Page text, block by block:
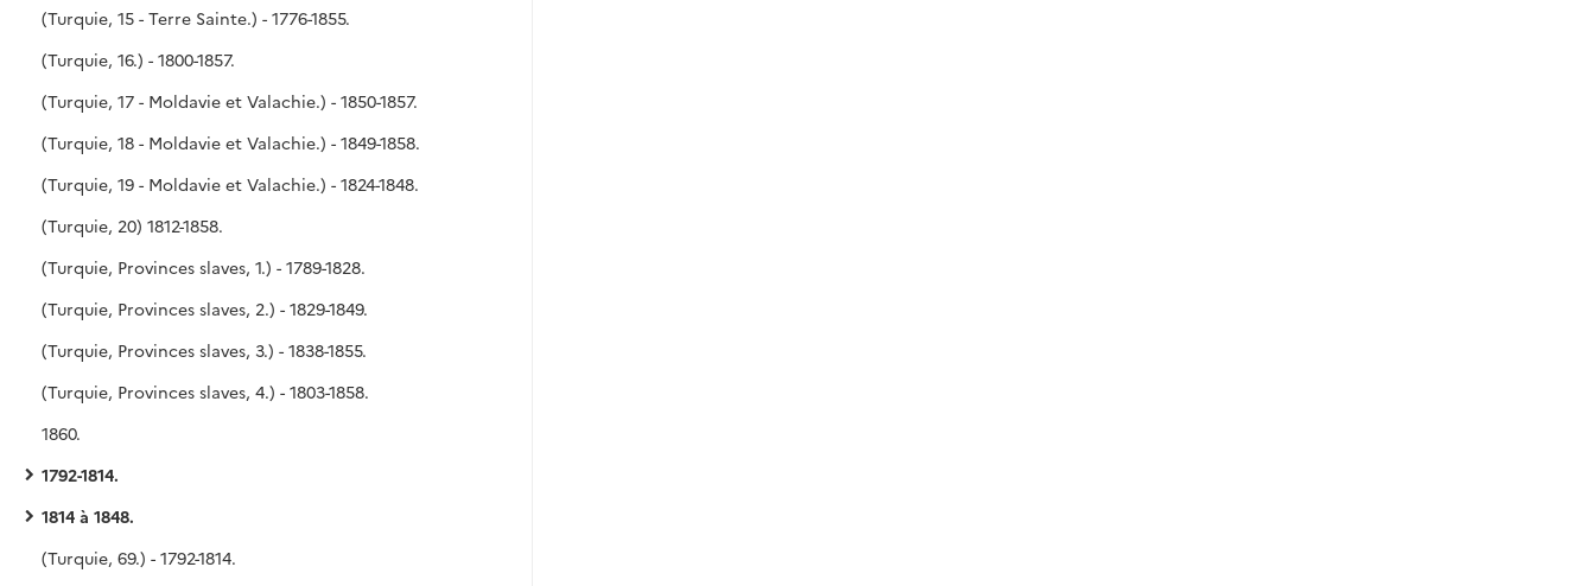
(Turquie, 15 - Terre Sainte.) - 1776-1855.
(Turquie, 16.) - 1800-1857.
(Turquie, 17 - Moldavie et Valachie.) - 1850-1857.
(Turquie, 18 - Moldavie et Valachie.) - 1849-1858.
(Turquie, 19 - Moldavie et Valachie.) - 1824-1848.
(Turquie, 20) 1812-1858.
(Turquie, Provinces slaves, 1.) - 1789-1828.
(Turquie, Provinces slaves, 2.) - 1829-1849.
(Turquie, Provinces slaves, 3.) - 1838-1855.
(Turquie, Provinces slaves, 4.) - 1803-1858.
1860.
1792-1814.
1814 à 1848.
(Turquie, 69.) - 1792-1814.